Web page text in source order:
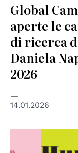
Global
aperte le
di ricerca
Daniela
2026
14.01.2026